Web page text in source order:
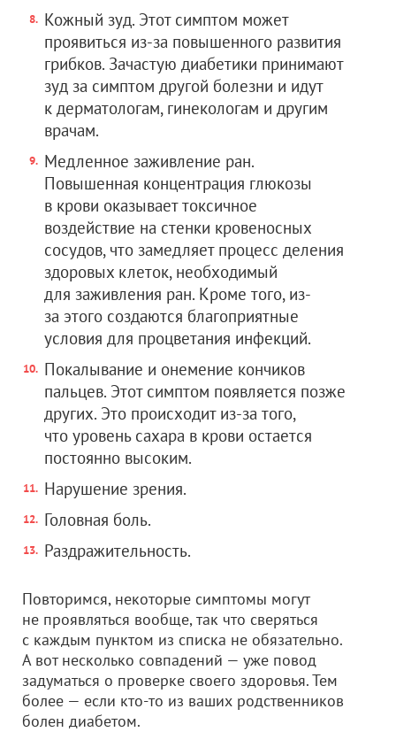
Кожный зуд. Этот симптом может
проявиться из-за повышенного развития
грибков. Зачастую диабетики принимают
зуд за симптом другой болезни и идут
к дерматологам, гинекологам и другим
врачам.
Медленное заживление ран.
Повышенная концентрация глюкозы
в крови оказывает токсичное
воздействие на стенки кровеносных
сосудов, что замедляет процесс деления
здоровых клеток, необходимый
для заживления ран. Кроме того, из-
за этого создаются благоприятные
условия для процветания инфекций.
Покалывание и онемение кончиков
пальцев. Этот симптом появляется позже
других. Это происходит из-за того,
что уровень сахара в крови остается
постоянно высоким.
Нарушение зрения.
Головная боль.
Раздражительность.
Повторимся, некоторые симптомы могут
не проявляться вообще, так что сверяться
с каждым пунктом из списка не обязательно.
А вот несколько совпадений — уже повод
задуматься о проверке своего здоровья. Тем
более — если кто-то из ваших родственников
болен диабетом.